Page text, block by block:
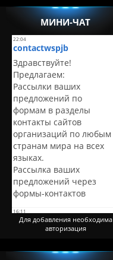
МИНИ-ЧАТ
Для добавления необходима
авторизация